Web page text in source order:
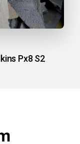
Px8 S2